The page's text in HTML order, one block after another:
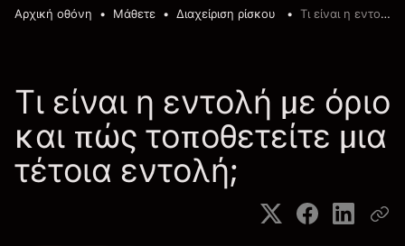
Αρχική οθόνη Μάθετε Διαχείριση ρίσκου Τι είναι η εντολή με όριο και πώς τοποθετείτε μια τέτοια εντολή;
Τι είναι η εντολή με όριο
και πώς τοποθετείτε μια
τέτοια εντολή;